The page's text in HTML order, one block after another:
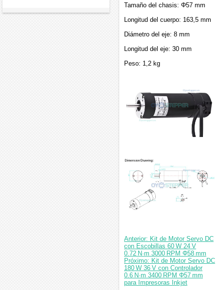
Tamaño del chasis: Φ57 mm
Longitud del cuerpo: 163,5 mm
Diámetro del eje: 8 mm
Longitud del eje: 30 mm
Peso: 1,2 kg
Anterior: Kit de Motor Servo DC
con Escobillas 60 W 24 V
0.72 N·m 3000 RPM Φ58 mm
Próximo: Kit de Motor Servo DC
180 W 36 V con Controlador
0.6 N·m 3400 RPM Φ57 mm
para Impresoras Inkjet